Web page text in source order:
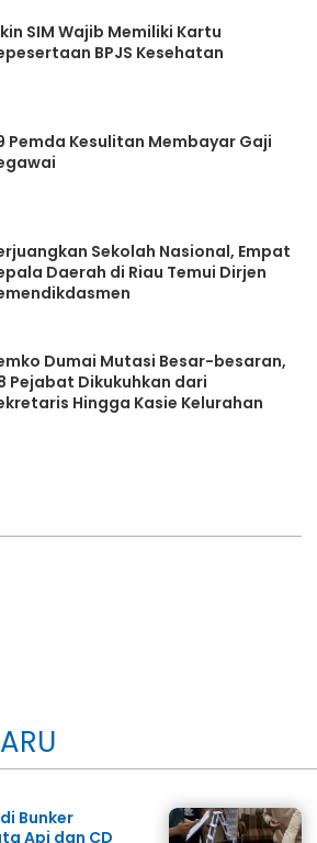
SIM Wajib Memiliki Kartu
BPJS Kesehatan
Pemda Kesulitan Membayar Gaji
Sekolah Nasional, Empat
Daerah di Riau Temui Dirjen
Dumai Mutasi Besar-besaran,
Pejabat Dikukuhkan dari
Hingga Kasie Kelurahan
Bunker
Api dan CD